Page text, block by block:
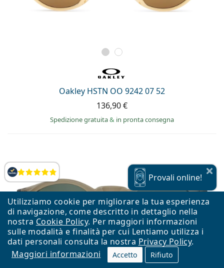
Utilizziamo cookie per migliorare la tua esperienza
di navigazione, come descritto in dettaglio nella
nostra Cookie Policy. Per maggiori informazioni
sulle modalità e finalità per cui Lentiamo utilizza i
dati personali consulta la nostra Privacy Policy.
Maggiori informazioni
Accetto Rifiuto
Valutazione
Oakley HSTN OO 9242 07 52
136,90 €
Spedizione gratuita& in pronta consegna
Provali online!